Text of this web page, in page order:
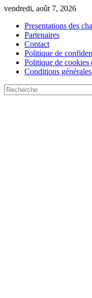
Skip
content
vendredi, août 7, 2026
Presentations des
Partenaires
Contact
Politique de
Politique de cookies
Conditions générales